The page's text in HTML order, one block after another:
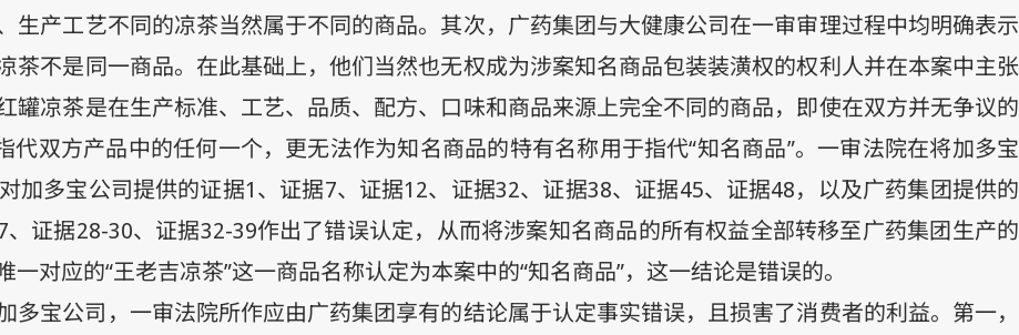
生产工艺不同的凉茶当然属于不同的商品。其次，广药集团与大健康公司在一审审理过程中均明确表示
茶不是同一商品。在此基础上，他们当然也无权成为涉案知名商品包装装潢权的权利人并在本案中主张
罐凉茶是在生产标准、工艺、品质、配方、口味和商品来源上完全不同的商品，即使在双方并无争议的
代双方产品中的任何一个，更无法作为知名商品的特有名称用于指代“知名商品”。一审法院在将加多宝
加多宝公司提供的证据1、证据7、证据12、证据32、证据38、证据45、证据48，以及广药集团提供的
、证据28-30、证据32-39作出了错误认定，从而将涉案知名商品的所有权益全部转移至广药集团生产的
对应的“王老吉凉茶”这一商品名称认定为本案中的“知名商品”，这一结论是错误的。
多宝公司，一审法院所作应由广药集团享有的结论属于认定事实错误，且损害了消费者的利益。第一，